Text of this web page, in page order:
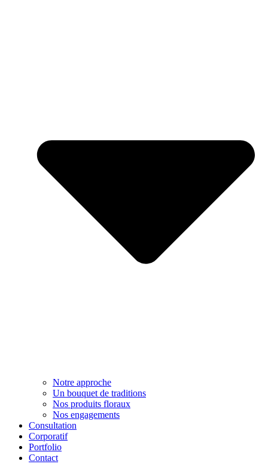
Notre approche​
Un bouquet de traditions
Nos produits floraux
Nos engagements
Consultation
Corporatif
Portfolio
Contact